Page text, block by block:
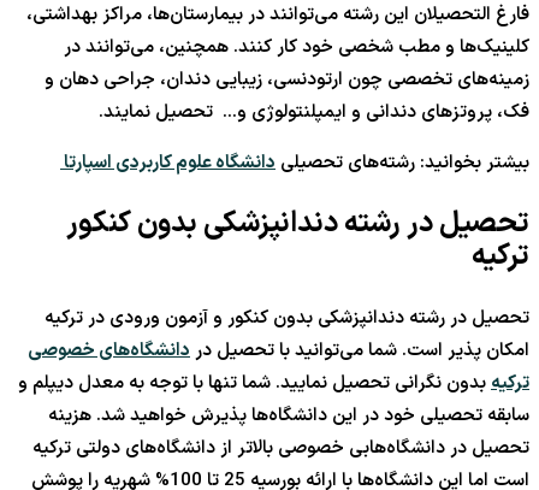
فارغ التحصیلان این رشته می‌توانند در بیمارستان‌ها، مراکز بهداشتی،
کلینیک‌ها و مطب‌ شخصی خود کار کنند. همچنین، می‌توانند در
زمینه‌های تخصصی چون ارتودنسی، زیبایی دندان، جراحی دهان و
فک، پروتزهای دندانی و ایمپلنتولوژی و… تحصیل نمایند.
بیشتر بخوانید: رشته‌های تحصیلی دانشگاه علوم کاربردی اسپارتا
تحصیل در رشته دندانپزشکی بدون کنکور
ترکیه
تحصیل در رشته دندانپزشکی بدون کنکور و آزمون ورودی در ترکیه
امکان پذیر است. شما می‌توانید با تحصیل دردانشگاه‌های خصوصی
ترکیهبدون نگرانی تحصیل نمایید. شما تنها با توجه به معدل دیپلم و
سابقه تحصیلی خود در این دانشگاه‌ها پذیرش خواهید شد. هزینه
تحصیل در دانشگاه‌هابی خصوصی بالاتر از دانشگاه‌‎های دولتی ترکیه
است اما این دانشگاه‌ها با ارائه بورسیه 25 تا 100% شهریه را پوشش